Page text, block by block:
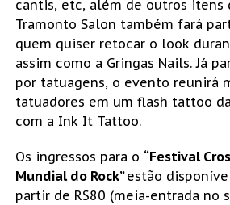
cantis, etc, além de outros itens
Tramonto Salon também fará
quem quiser retocar o look
assim como a Gringas Nails. Já
por tatuagens, o evento reunirá
tatuadores em um flash tattoo
com a Ink It Tattoo.
Os ingressos para o “Festival
Mundial do Rock”estão
partir de R$80 (meia-entrada no